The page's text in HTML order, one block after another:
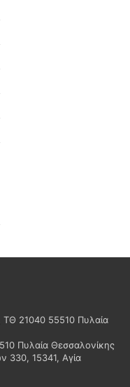
21040 55510 Πυλαία
Πυλαία Θεσσαλονίκης
330, 15341, Αγία